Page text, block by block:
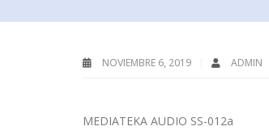
NOVIEMBRE 6, 2019 ADMIN
MEDIATEKA AUDIO SS-012a